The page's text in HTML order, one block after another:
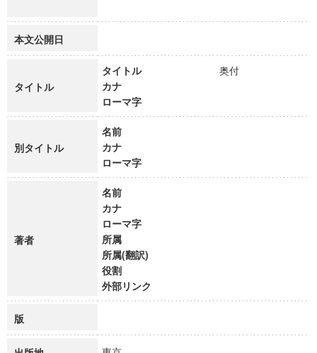
本文公開日
タイトル
タイトル
奥付
カナ
ローマ字
別タイトル
名前
カナ
ローマ字
著者
名前
カナ
ローマ字
所属
所属(翻訳)
役割
外部リンク
版